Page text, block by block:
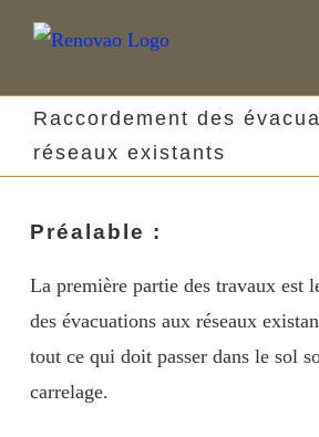
Skip
Raccordement des
réseaux existants
Préalable :
La première partie des travaux est
des évacuations aux réseaux
tout ce qui doit passer dans le sol
carrelage.